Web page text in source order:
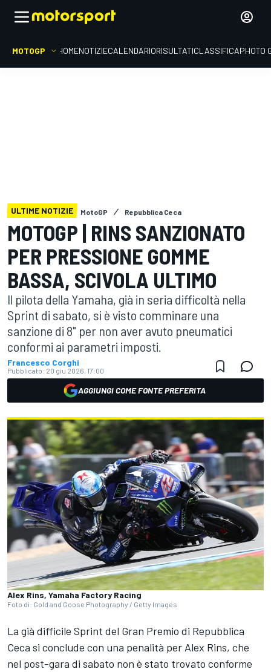
MOTOGP HOMENOTIZIECALENDARIORISULTATICLASSIFICAPHOTO
ULTIME NOTIZIE MotoGP Repubblica Ceca
MOTOGP | RINS SANZIONATO
PER PRESSIONE GOMME
BASSA, SCIVOLA ULTIMO
Il pilota della Yamaha, già in seria difficoltà nella
Sprint di sabato, si è visto comminare una
sanzione di 8" per non aver avuto pneumatici
conformi ai parametri imposti.
Francesco Corghi
Pubblicato: 20 giu 2026, 17:00
AGGIUNGI COME FONTE PREFERITA
Alex Rins, Yamaha Factory Racing
Foto di: Gold and Goose Photography / Getty Images
La già difficile Sprint del Gran Premio di Repubblica
Ceca si conclude con una penalità per Alex Rins, che
nel post-gara di sabato non è stato trovato conforme